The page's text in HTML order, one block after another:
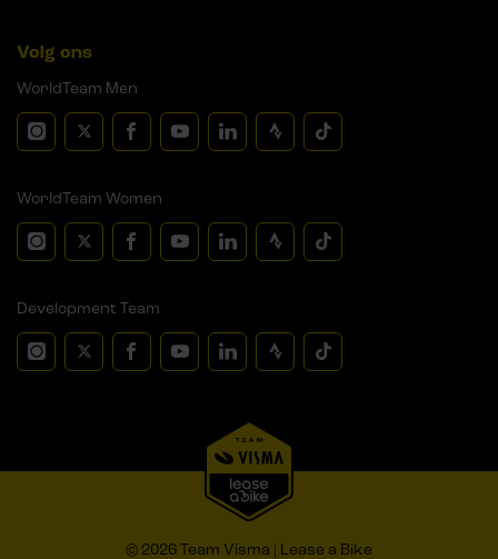
Volg ons
WorldTeam Men
WorldTeam Women
Development Team
© 2026 Team Visma | Lease a Bike